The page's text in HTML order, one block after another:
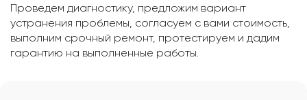
Проведем диагностику, предложим вариант
устранения проблемы, согласуем с вами стоимость,
выполним срочный ремонт, протестируем и дадим
гарантию на выполненные работы.